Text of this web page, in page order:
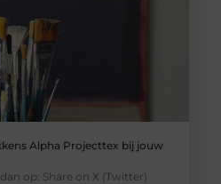
Alpha Projecttex bij jouw
op: Share on X (Twitter)